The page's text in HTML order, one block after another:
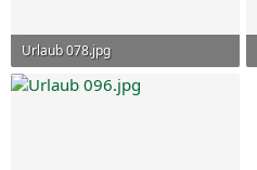
Urlaub 078.jpg
103,1 KB · Aufrufe: 28